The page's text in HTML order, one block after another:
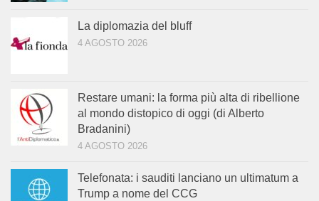
La diplomazia del bluff
4 AGOSTO 2026
Restare umani: la forma più alta di ribellione
al mondo distopico di oggi (di Alberto
Bradanini)
4 AGOSTO 2026
Telefonata: i sauditi lanciano un ultimatum a
Trump a nome del CCG